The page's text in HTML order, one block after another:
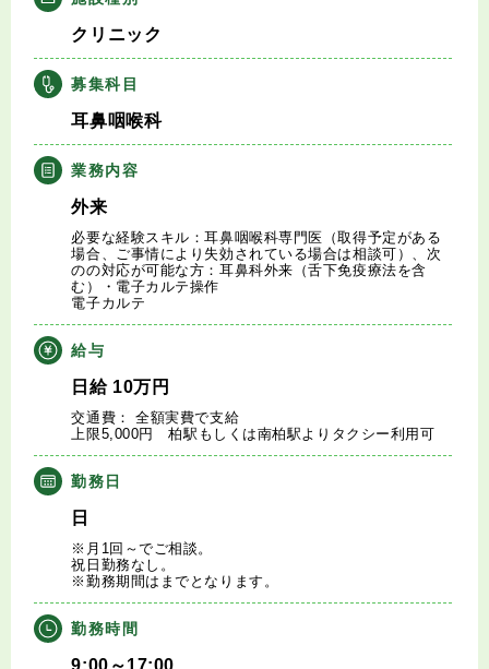
キャリアアドバイザー紹介
医師の求人・転職Q&A
知りたい・聞きたい
転職成功事例
医師の転職マニュアル
データで見る医師の平均年収
医師に役立つ取材記事
大学医局紹介
クリニック
募集科目
耳鼻咽喉科
業務内容
外来
必要な経験スキル：耳鼻咽喉科専門医（取得予定がある
場合、ご事情により失効されている場合は相談可）、次
のの対応が可能な方：耳鼻科外来（舌下免疫療法を含
む）・電子カルテ操作
電子カルテ
給与
日給10万円
交通費： 全額実費で支給
上限5,000円 柏駅もしくは南柏駅よりタクシー利用可
勤務日
日
※月1回～でご相談。
祝日勤務なし。
※勤務期間はまでとなります。
勤務時間
9:00～17:00